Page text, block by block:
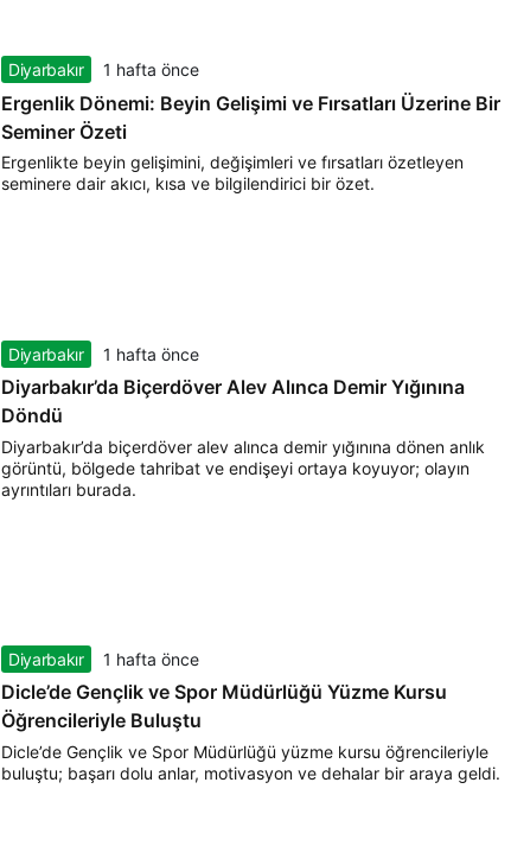
Diyarbakır 1 hafta önce
Ergenlik Dönemi: Beyin Gelişimi ve Fırsatları Üzerine Bir
Seminer Özeti
Ergenlikte beyin gelişimini, değişimleri ve fırsatları özetleyen
seminere dair akıcı, kısa ve bilgilendirici bir özet.
Diyarbakır 1 hafta önce
Diyarbakır’da Biçerdöver Alev Alınca Demir Yığınına
Döndü
Diyarbakır’da biçerdöver alev alınca demir yığınına dönen anlık
görüntü, bölgede tahribat ve endişeyi ortaya koyuyor; olayın
ayrıntıları burada.
Diyarbakır 1 hafta önce
Dicle’de Gençlik ve Spor Müdürlüğü Yüzme Kursu
Öğrencileriyle Buluştu
Dicle’de Gençlik ve Spor Müdürlüğü yüzme kursu öğrencileriyle
buluştu; başarı dolu anlar, motivasyon ve dehalar bir araya geldi.